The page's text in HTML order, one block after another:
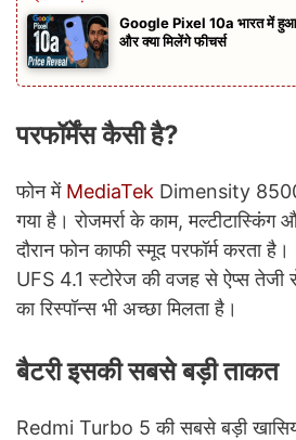
Google Pixel 10a भारत में हुआ
और क्या मिलेंगे फीचर्स
परफॉर्मेंस कैसी है?
फोन में MediaTek Dimensity
गया है। रोजमर्रा के काम, मल्टीटास्किंग
दौरान फोन काफी स्मूद परफॉर्म करता
UFS 4.1 स्टोरेज की वजह से ऐप्स
का रिस्पॉन्स भी अच्छा मिलता है।
बैटरी इसकी सबसे बड़ी ताकत
Redmi Turbo 5 की सबसे बड़ी